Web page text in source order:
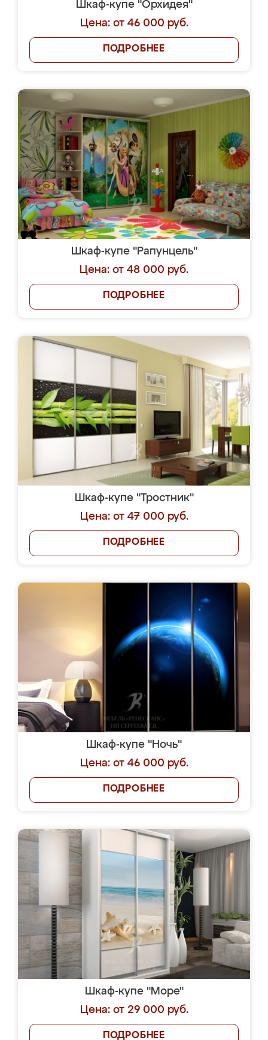
Шкаф-купе "Орхидея"
Цена: от 46 000 руб.
ПОДРОБНЕЕ
Шкаф-купе "Рапунцель"
Цена: от 48 000 руб.
ПОДРОБНЕЕ
Шкаф-купе "Тростник"
Цена: от 47 000 руб.
ПОДРОБНЕЕ
Шкаф-купе "Ночь"
Цена: от 46 000 руб.
ПОДРОБНЕЕ
Шкаф-купе "Море"
Цена: от 29 000 руб.
ПОДРОБНЕЕ